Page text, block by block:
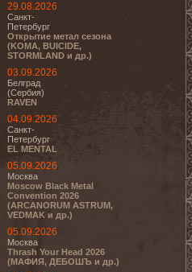
29.08.2026
Санкт-
Петербург
Открытие метал сезона
(KOMA, BUICIDE,
STORMLAND и др.)
03.09.2026
Белград
(Сербия)
RAVEN
04.09.2026
Санкт-
Петербург
EL MENTAL
05.09.2026
Москва
Moscow Black Metal
Convention 2026
(ARCANORUM ASTRUM,
VEDMAK и др.)
05.09.2026
Москва
Thrash Your Head 2026
(МАФИЯ, ДЕБОШЪ и др.)